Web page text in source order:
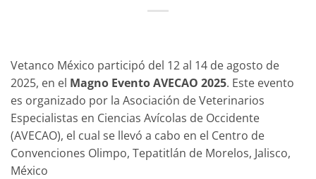
Vetanco México participó del 12 al 14 de agosto de
2025, en el Magno Evento AVECAO 2025. Este evento
es organizado por la Asociación de Veterinarios
Especialistas en Ciencias Avícolas de Occidente
(AVECAO), el cual se llevó a cabo en el Centro de
Convenciones Olimpo, Tepatitlán de Morelos, Jalisco,
México